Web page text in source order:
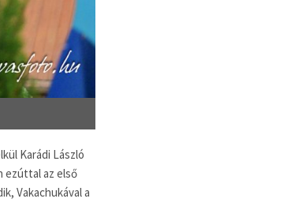
Karádi László
ezúttal az első
Vakachukával a